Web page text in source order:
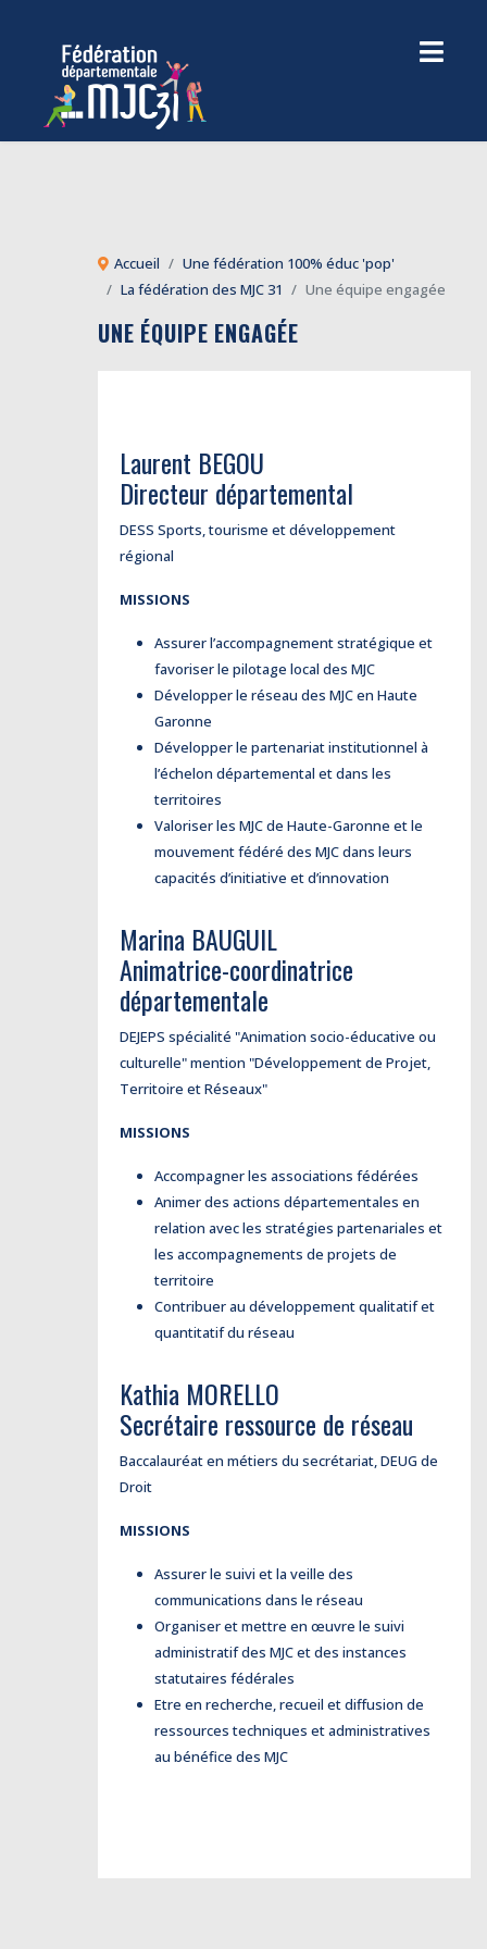
Accueil
Une fédération 100% éduc 'pop'
La fédération des MJC 31
Une équipe engagée
UNE ÉQUIPE ENGAGÉE
Laurent BEGOU
Directeur départemental
DESS Sports, tourisme et développement
régional
MISSIONS
Assurer l’accompagnement stratégique et
favoriser le pilotage local des MJC
Développer le réseau des MJC en Haute
Garonne
Développer le partenariat institutionnel à
l’échelon départemental et dans les
territoires
Valoriser les MJC de Haute-Garonne et le
mouvement fédéré des MJC dans leurs
capacités d’initiative et d’innovation
Marina BAUGUIL
Animatrice-coordinatrice
départementale
DEJEPS spécialité "Animation socio-éducative ou
culturelle" mention "Développement de Projet,
Territoire et Réseaux"
MISSIONS
Accompagner les associations fédérées
Animer des actions départementales en
relation avec les stratégies partenariales et
les accompagnements de projets de
territoire
Contribuer au développement qualitatif et
quantitatif du réseau
Kathia MORELLO
Secrétaire ressource de réseau
Baccalauréat en métiers du secrétariat, DEUG de
Droit
MISSIONS
Assurer le suivi et la veille des
communications dans le réseau
Organiser et mettre en œuvre le suivi
administratif des MJC et des instances
statutaires fédérales
Etre en recherche, recueil et diffusion de
ressources techniques et administratives
au bénéfice des MJC